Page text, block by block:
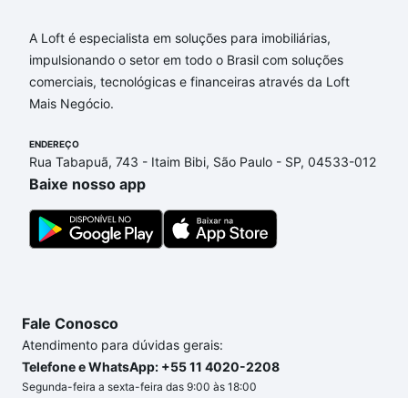
A Loft é especialista em soluções para imobiliárias,
impulsionando o setor em todo o Brasil com soluções
comerciais, tecnológicas e financeiras através da Loft
Mais Negócio.
ENDEREÇO
Rua Tabapuã, 743 - Itaim Bibi, São Paulo - SP, 04533-012
Baixe nosso app
Fale Conosco
Atendimento para dúvidas gerais:
Telefone e WhatsApp: +55 11 4020-2208
Segunda-feira a sexta-feira das 9:00 às 18:00